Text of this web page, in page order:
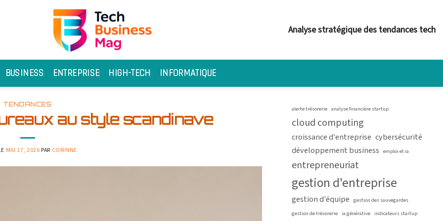
Analyse stratégique des tendances tech
BUSINESS ENTREPRISE HIGH-TECH INFORMATIQUE
TENDANCES
au style scandinave
MAI 17, 2026 PAR CORINNE
alerte trésorerie analyse financière startup
cloud computing
croissance d'entreprise cybersécurité
développement business emploi et ia
entrepreneuriat
gestion d'entreprise
gestion d'équipe gestion des sauvegardes
gestion de trésorerie ia générative indicateurs startup